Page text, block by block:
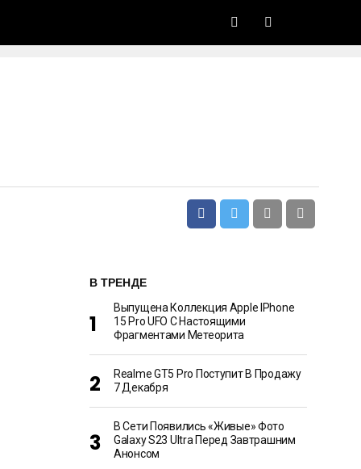
В ТРЕНДЕ
Выпущена Коллекция Apple IPhone
15 Pro UFO С Настоящими
Фрагментами Метеорита
Realme GT5 Pro Поступит В Продажу
7 Декабря
В Сети Появились «живые» Фото
Galaxy S23 Ultra Перед Завтрашним
Анонсом